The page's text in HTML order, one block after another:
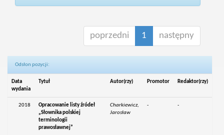
poprzedni 1 następny
Odsłon pozycji:
Data
wydania
Tytuł Autor(rzy) Promotor Redaktor(rzy)
2018
Opracowanie listy źródeł
„Słownika polskiej
terminologii
prawosławnej”
Charkiewicz,
Jarosław
- -